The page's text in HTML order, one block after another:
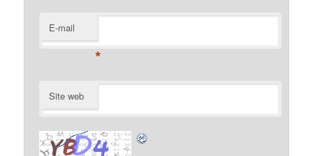
E-mail
*
Site web